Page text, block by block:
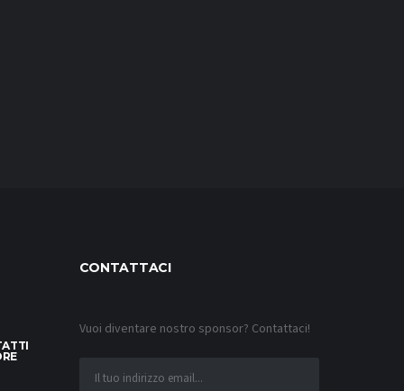
CONTATTACI
Vuoi diventare nostro sponsor? Contattaci!